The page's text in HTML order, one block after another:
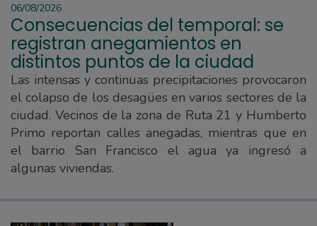
06/08/2026
Consecuencias del temporal: se
registran anegamientos en
distintos puntos de la ciudad
Las intensas y continuas precipitaciones provocaron
el colapso de los desagües en varios sectores de la
ciudad. Vecinos de la zona de Ruta 21 y Humberto
Primo reportan calles anegadas, mientras que en
el barrio San Francisco el agua ya ingresó a
algunas viviendas.